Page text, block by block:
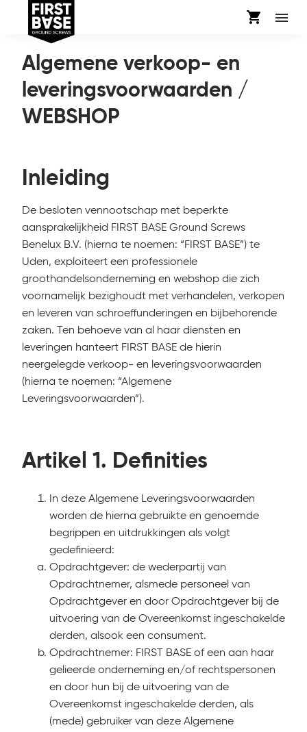
menu
shopping_cart
Algemene verkoop- en
leveringsvoorwaarden /
WEBSHOP
Inleiding
De besloten vennootschap met beperkte
aansprakelijkheid FIRST BASE Ground Screws
Benelux B.V. (hierna te noemen: “FIRST BASE”) te
Uden, exploiteert een professionele
groothandelsonderneming en webshop die zich
voornamelijk bezighoudt met verhandelen, verkopen
en leveren van schroeffunderingen en bijbehorende
zaken. Ten behoeve van al haar diensten en
leveringen hanteert FIRST BASE de hierin
neergelegde verkoop- en leveringsvoorwaarden
(hierna te noemen: “Algemene
Leveringsvoorwaarden”).
Artikel 1. Definities
In deze Algemene Leveringsvoorwaarden
worden de hierna gebruikte en genoemde
begrippen en uitdrukkingen als volgt
gedefinieerd:
Opdrachtgever: de wederpartij van
Opdrachtnemer, alsmede personeel van
Opdrachtgever en door Opdrachtgever bij de
uitvoering van de Overeenkomst ingeschakelde
derden, alsook een consument.
Opdrachtnemer: FIRST BASE of een aan haar
gelieerde onderneming en/of rechtspersonen
en door hun bij de uitvoering van de
Overeenkomst ingeschakelde derden, als
(mede) gebruiker van deze Algemene